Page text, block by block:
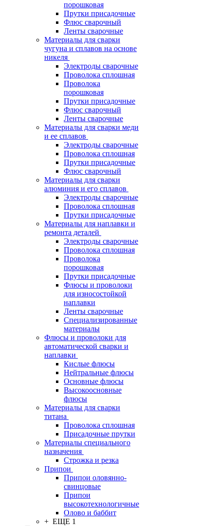
порошковая
Прутки присадочные
Флюс сварочный
Ленты сварочные
Материалы для сварки
чугуна и сплавов на основе
никеля
Электроды сварочные
Проволока сплошная
Проволока
порошковая
Прутки присадочные
Флюс сварочный
Ленты сварочные
Материалы для сварки меди
и ее сплавов
Электроды сварочные
Проволока сплошная
Прутки присадочные
Флюс сварочный
Материалы для сварки
алюминия и его сплавов
Электроды сварочные
Проволока сплошная
Прутки присадочные
Материалы для наплавки и
ремонта деталей
Электроды сварочные
Проволока сплошная
Проволока
порошковая
Прутки присадочные
Флюсы и проволоки
для износостойкой
наплавки
Ленты сварочные
Специализированные
материалы
Флюсы и проволоки для
автоматической сварки и
наплавки
Кислые флюсы
Нейтральные флюсы
Основные флюсы
Высокоосновные
флюсы
Материалы для сварки
титана
Проволока сплошная
Присадочные прутки
Материалы специального
назначения
Строжка и резка
Припои
Припои оловянно-
свинцовые
Припои
высокотехнологичные
Олово и баббит
+ ЕЩЕ 1